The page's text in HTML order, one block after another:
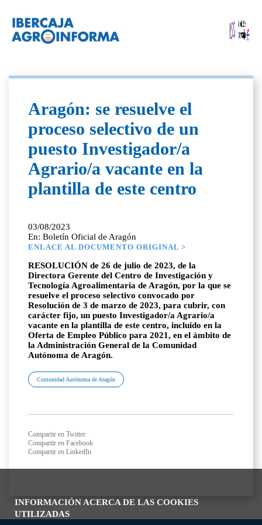
INFORMACIÓN ACERCA DE LAS COOKIES
UTILIZADAS
Aragón: se resuelve el
proceso selectivo de un
puesto Investigador/a
Agrario/a vacante en la
plantilla de este centro
03/08/2023
En: Boletín Oficial de Aragón
ENLACE AL DOCUMENTO ORIGINAL >
RESOLUCIÓN de 26 de julio de 2023, de la
Directora Gerente del Centro de Investigación y
Tecnología Agroalimentaria de Aragón, por la que se
resuelve el proceso selectivo convocado por
Resolución de 3 de marzo de 2023, para cubrir, con
carácter fijo, un puesto Investigador/a Agrario/a
vacante en la plantilla de este centro, incluido en la
Oferta de Empleo Público para 2021, en el ámbito de
la Administración General de la Comunidad
Autónoma de Aragón.
Comunidad Autónoma de Aragón
Compartir en Twitter
Compartir en Facebook
Compartir en LinkedIn